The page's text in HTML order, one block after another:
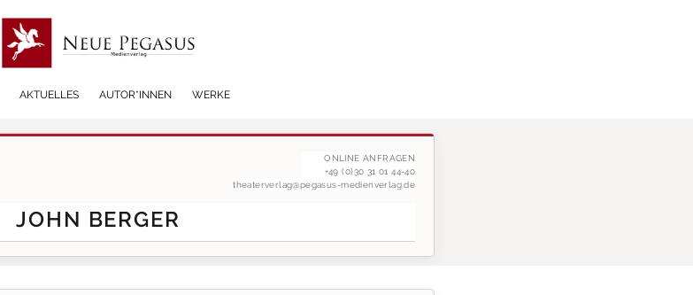
AKTUELLES AUTOR*INNEN WERKE
ONLINE ANFRAGEN
+49 (0)30 31 01 44-40
theaterverlag@pegasus-medienverlag.de
JOHN BERGER